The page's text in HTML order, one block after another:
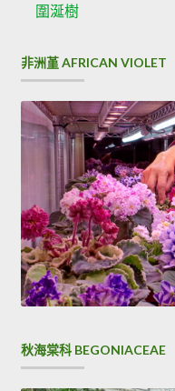
圍涎樹
非洲堇 AFRICAN VIOLET
秋海棠科 BEGONIACEAE